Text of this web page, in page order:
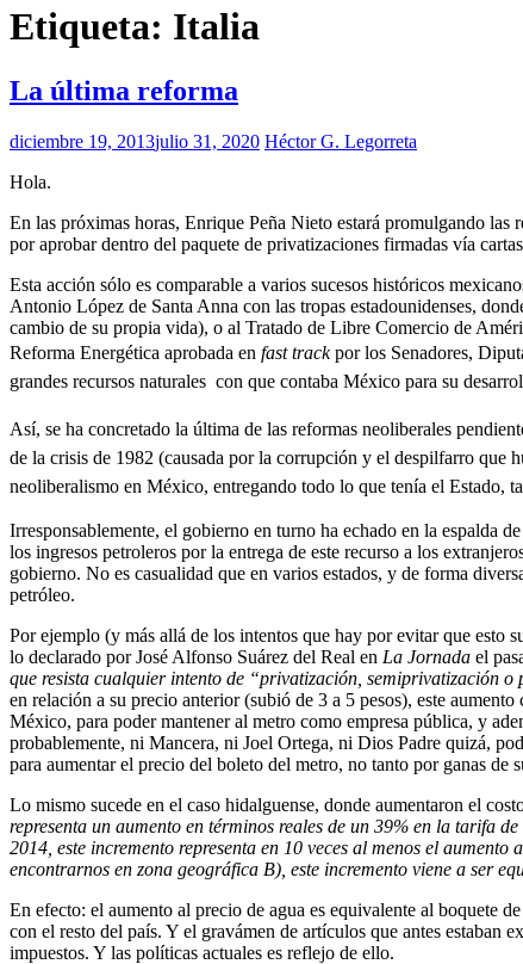
Etiqueta: Italia
La última reforma
diciembre 19, 2013julio 31, 2020 Héctor G. Legorreta
Hola.
En las próximas horas, Enrique Peña Nieto estará promulgando
por aprobar dentro del paquete de privatizaciones firmadas vía
Esta acción sólo es comparable a varios sucesos históricos
Antonio López de Santa Anna con las tropas estadounidenses,
cambio de su propia vida), o al Tratado de Libre Comercio de
Reforma Energética aprobada en fast trackpor los Senadores,
grandes recursos naturales con que contaba México para su
Así, se ha concretado la última de las reformas neoliberales
de la crisis de 1982 (causada por la corrupción y el despilfarro
neoliberalismo en México, entregando todo lo que tenía el Estado,
Irresponsablemente, el gobierno en turno ha echado en la espalda
los ingresos petroleros por la entrega de este recurso a los
gobierno. No es casualidad que en varios estados, y de forma
petróleo.
Por ejemplo (y más allá de los intentos que hay por evitar que esto
lo declarado por José Alfonso Suárez del Real en La Jornada el
que resista cualquier intento de “privatización, semiprivatización o
en relación a su precio anterior (subió de 3 a 5 pesos), este
México, para poder mantener al metro como empresa pública, y
probablemente, ni Mancera, ni Joel Ortega, ni Dios Padre quizá,
para aumentar el precio del boleto del metro, no tanto por ganas de
Lo mismo sucede en el caso hidalguense, donde aumentaron el
representa un aumento en términos reales de un 39% en la tarifa
2014, este incremento representa en 10 veces al menos el
encontrarnos en zona geográfica B), este incremento viene a ser
En efecto: el aumento al precio de agua es equivalente al boquete
con el resto del país. Y el gravámen de artículos que antes estaban
impuestos. Y las políticas actuales es reflejo de ello.